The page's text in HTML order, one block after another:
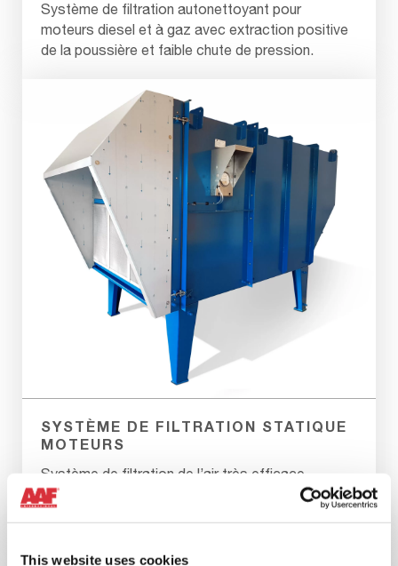
This website uses cookies
Système de filtration autonettoyant pour
moteurs diesel et à gaz avec extraction positive
de la poussière et faible chute de pression.
SYSTÈME DE FILTRATION STATIQUE
MOTEURS
Système de filtration de l’air très efficace,
polyvalent et particulièrement fiable pour les